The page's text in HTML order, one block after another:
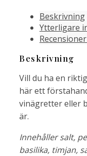
Beskrivning
Ytterligare
Beskrivning
Vill du ha en
här ett
vinägretter eller
är.
Innehåller salt,
basilika, timjan,